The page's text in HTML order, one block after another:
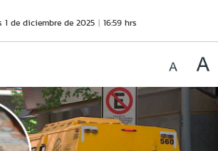
1 de diciembre de 2025 16:59 hrs